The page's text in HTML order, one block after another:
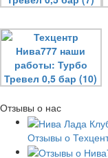
Отзывы о нас
Отзывы о